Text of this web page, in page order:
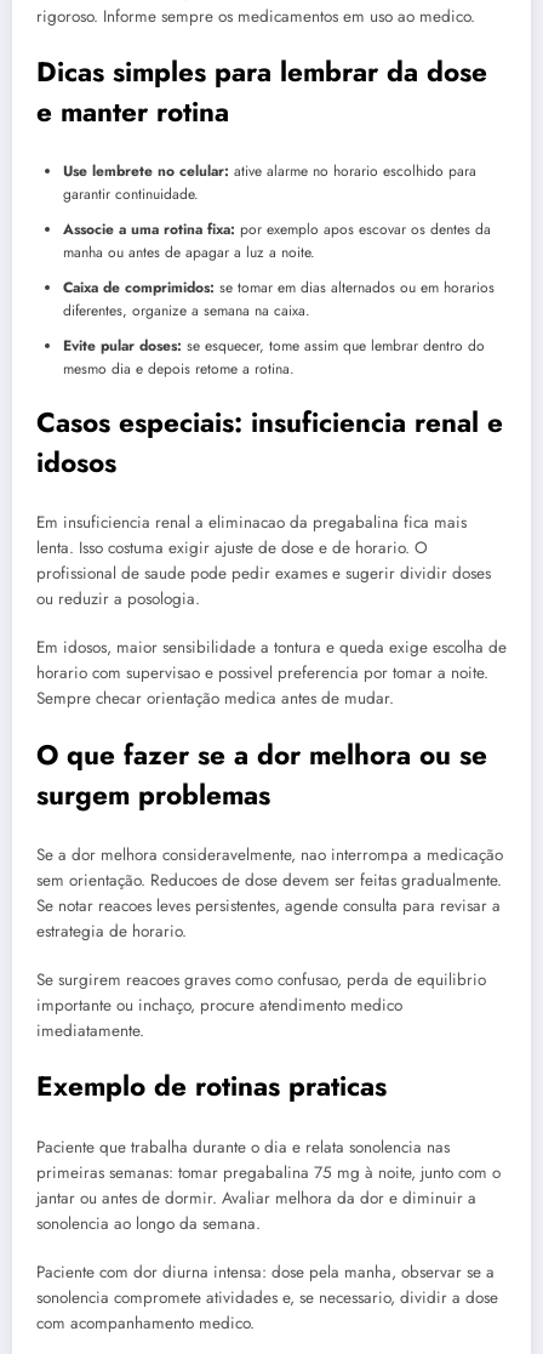
rigoroso. Informe sempre os medicamentos em uso ao medico.
Dicas simples para lembrar da dose
e manter rotina
Use lembrete no celular: ative alarme no horario escolhido para
garantir continuidade.
Associe a uma rotina fixa: por exemplo apos escovar os dentes da
manha ou antes de apagar a luz a noite.
Caixa de comprimidos: se tomar em dias alternados ou em horarios
diferentes, organize a semana na caixa.
Evite pular doses: se esquecer, tome assim que lembrar dentro do
mesmo dia e depois retome a rotina.
Casos especiais: insuficiencia renal e
idosos
Em insuficiencia renal a eliminacao da pregabalina fica mais
lenta. Isso costuma exigir ajuste de dose e de horario. O
profissional de saude pode pedir exames e sugerir dividir doses
ou reduzir a posologia.
Em idosos, maior sensibilidade a tontura e queda exige escolha de
horario com supervisao e possivel preferencia por tomar a noite.
Sempre checar orientação medica antes de mudar.
O que fazer se a dor melhora ou se
surgem problemas
Se a dor melhora consideravelmente, nao interrompa a medicação
sem orientação. Reducoes de dose devem ser feitas gradualmente.
Se notar reacoes leves persistentes, agende consulta para revisar a
estrategia de horario.
Se surgirem reacoes graves como confusao, perda de equilibrio
importante ou inchaço, procure atendimento medico
imediatamente.
Exemplo de rotinas praticas
Paciente que trabalha durante o dia e relata sonolencia nas
primeiras semanas: tomar pregabalina 75 mg à noite, junto com o
jantar ou antes de dormir. Avaliar melhora da dor e diminuir a
sonolencia ao longo da semana.
Paciente com dor diurna intensa: dose pela manha, observar se a
sonolencia compromete atividades e, se necessario, dividir a dose
com acompanhamento medico.